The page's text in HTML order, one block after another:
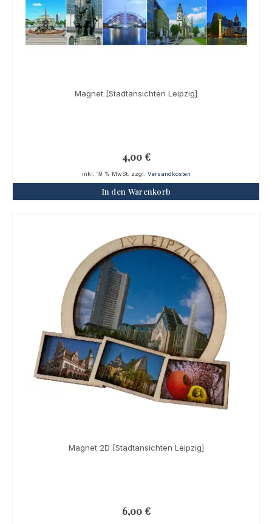
Magnet [Stadtansichten Leipzig]
4,00 €
inkl. 19 % MwSt. zzgl. Versandkosten
In den Warenkorb
Magnet 2D [Stadtansichten Leipzig]
6,00 €